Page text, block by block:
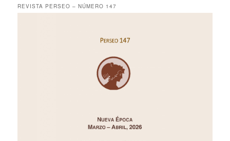
REVISTA PERSEO – NÚMERO 147